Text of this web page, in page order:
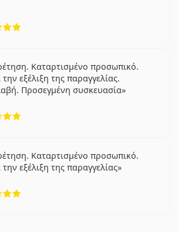
Καταρτισμένο προσωπικό.
εξέλιξη της παραγγελίας.
Προσεγμένη συσκευασία
Καταρτισμένο προσωπικό.
εξέλιξη της παραγγελίας